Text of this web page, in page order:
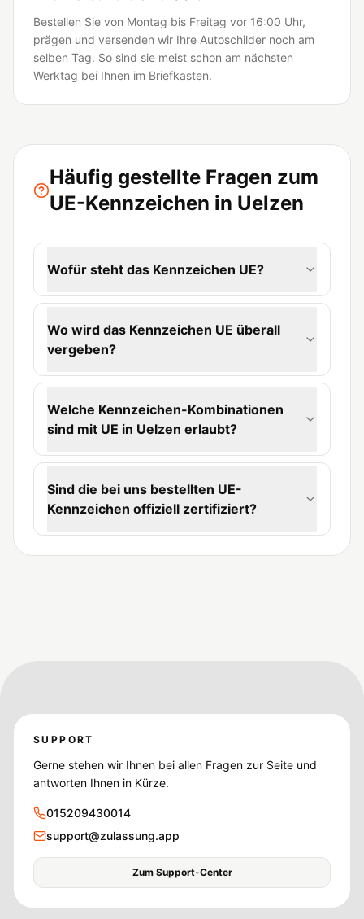
Bestellen Sie von Montag bis Freitag vor 16:00 Uhr,
prägen und versenden wir Ihre Autoschilder noch am
selben Tag. So sind sie meist schon am nächsten
Werktag bei Ihnen im Briefkasten.
Häufig gestellte Fragen zum
UE-Kennzeichen in Uelzen
Wofür steht das Kennzeichen UE?
Wo wird das Kennzeichen UE überall
vergeben?
Welche Kennzeichen-Kombinationen
sind mit UE in Uelzen erlaubt?
Sind die bei uns bestellten UE-
Kennzeichen offiziell zertifiziert?
SUPPORT
Gerne stehen wir Ihnen bei allen Fragen zur Seite und
antworten Ihnen in Kürze.
015209430014
support@zulassung.app
Zum Support-Center